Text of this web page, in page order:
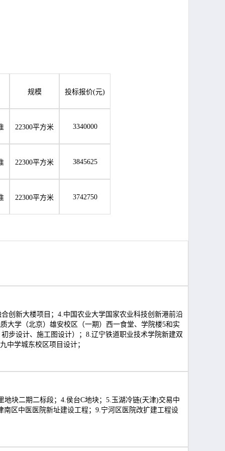
规模 投标报价(元)
22300平方米 3340000
22300平方米 3845625
22300平方米 3742750
创新大楼项目；4.中国农业大学国家农业科技创新港前沿
大学（北京）雄安校区（一期）西一食堂、学院楼5和实
步设计、施工图设计）；8.辽宁铁道职业技术学院新建双
中学城东校区项目设计；
块二期二标段；4.侯台C地块；5.玉湖冷链(天津)交易中
区中医医院新址建设工程；9.宁河区医院改扩建工程设